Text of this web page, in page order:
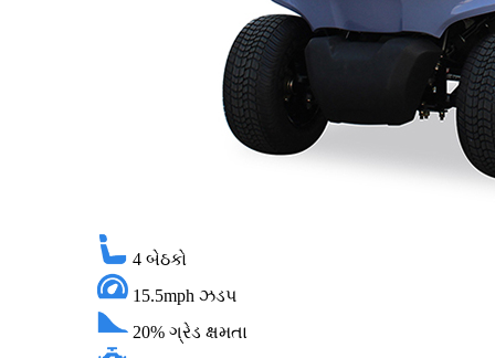
4 બેઠકો
15.5mph ઝડપ
20% ગ્રેડ ક્ષમતા